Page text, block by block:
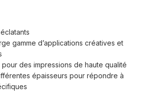
gamme d’applications créatives et
pour des impressions de haute qualité
épaisseurs pour répondre à